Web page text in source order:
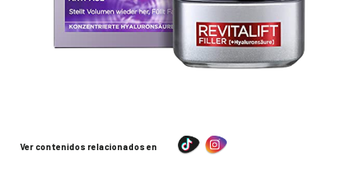
Ver contenidos relacionados en